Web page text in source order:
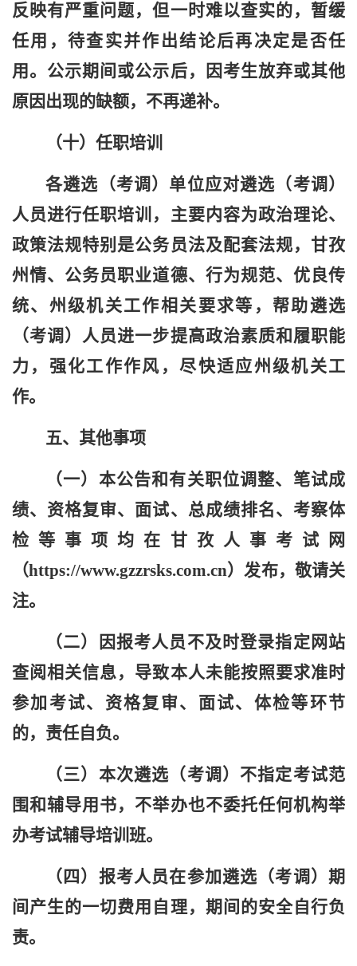
反映有严重问题，但一时难以查实的，暂缓
任用，待查实并作出结论后再决定是否任
用。公示期间或公示后，因考生放弃或其他
原因出现的缺额，不再递补。
（十）任职培训
各遴选（考调）单位应对遴选（考调）
人员进行任职培训，主要内容为政治理论、
政策法规特别是公务员法及配套法规，甘孜
州情、公务员职业道德、行为规范、优良传
统、州级机关工作相关要求等，帮助遴选
（考调）人员进一步提高政治素质和履职能
力，强化工作作风，尽快适应州级机关工
作。
五、其他事项
（一）本公告和有关职位调整、 笔试成
绩、资格复审、面试、总成绩排名、考察体
检等事项均在甘孜人事 考试网
（https://www.gzzrsks.com.cn）发布，敬请关
注。
（二）因报考人员不及时登录指定网站
查阅相关信息，导致本人未能按照要求准时
参加考试、资格复审、面试、体检等环节
的，责任自负。
（三）本次遴选（考调）不指定考试范
围和辅导用书，不举办也不委托任何机构举
办考试辅导培训班。
（四）报考人员在参加遴选（考调）期
间产生的一切费用自理，期间的安全自行负
责。